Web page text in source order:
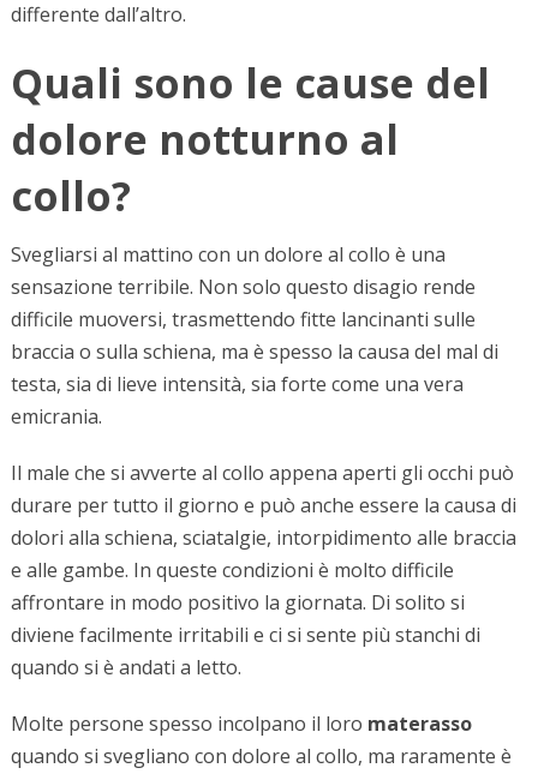
differente dall’altro.
Quali sono le cause del
dolore notturno al
collo?
Svegliarsi al mattino con un dolore al collo è una
sensazione terribile. Non solo questo disagio rende
difficile muoversi, trasmettendo fitte lancinanti sulle
braccia o sulla schiena, ma è spesso la causa del mal di
testa, sia di lieve intensità, sia forte come una vera
emicrania.
Il male che si avverte al collo appena aperti gli occhi può
durare per tutto il giorno e può anche essere la causa di
dolori alla schiena, sciatalgie, intorpidimento alle braccia
e alle gambe. In queste condizioni è molto difficile
affrontare in modo positivo la giornata. Di solito si
diviene facilmente irritabili e ci si sente più stanchi di
quando si è andati a letto.
Molte persone spesso incolpano il loro materasso
quando si svegliano con dolore al collo, ma raramente è